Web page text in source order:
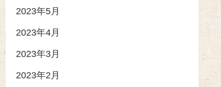
2023年5月
2023年4月
2023年3月
2023年2月